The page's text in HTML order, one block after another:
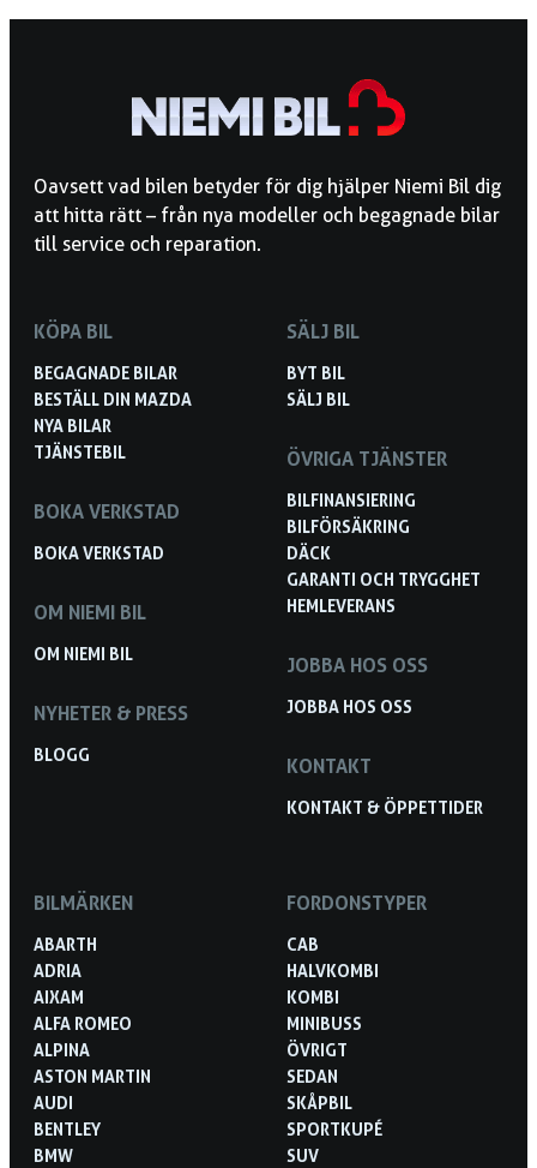
Oavsett vad bilen betyder för dig hjälper Niemi Bil dig
att hitta rätt – från nya modeller och begagnade bilar
till service och reparation.
KÖPA BIL
BEGAGNADE BILAR
BESTÄLL DIN MAZDA
NYA BILAR
TJÄNSTEBIL
BOKA VERKSTAD
BOKA VERKSTAD
OM NIEMI BIL
OM NIEMI BIL
NYHETER & PRESS
BLOGG
SÄLJ BIL
BYT BIL
SÄLJ BIL
ÖVRIGA TJÄNSTER
BILFINANSIERING
BILFÖRSÄKRING
DÄCK
GARANTI OCH TRYGGHET
HEMLEVERANS
JOBBA HOS OSS
JOBBA HOS OSS
KONTAKT
KONTAKT & ÖPPETTIDER
BILMÄRKEN
ABARTH
ADRIA
AIXAM
ALFA ROMEO
ALPINA
ASTON MARTIN
AUDI
BENTLEY
BMW
FORDONSTYPER
CAB
HALVKOMBI
KOMBI
MINIBUSS
ÖVRIGT
SEDAN
SKÅPBIL
SPORTKUPÉ
SUV